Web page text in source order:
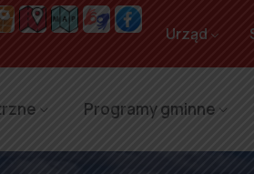
Urząd
Programy gminne